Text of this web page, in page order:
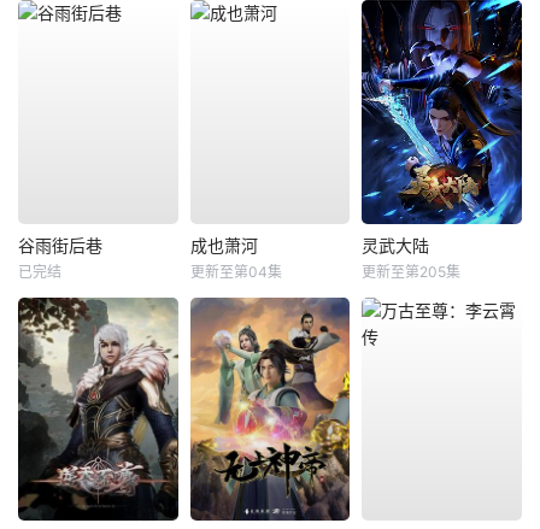
谷雨街后巷
已完结
成也萧河
更新至第04集
灵武大陆
更新至第205集